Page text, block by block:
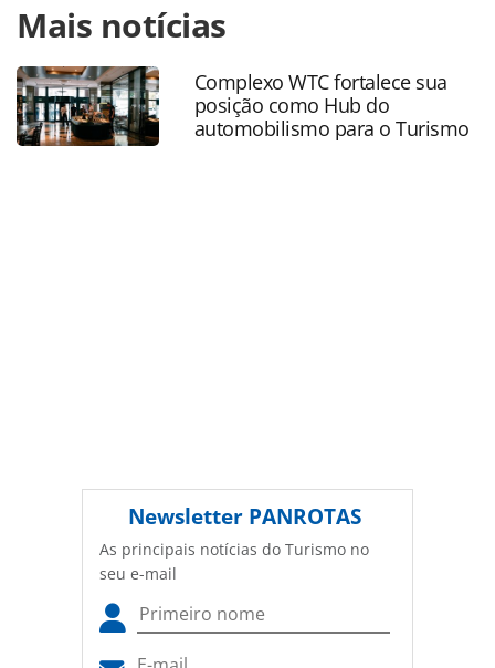
https://www.panrotas.com.br/mercado/destinos/2020/08/
grande-em-angra-dos-reis-reabre-nesta-sexta-
feira_175813.html ou as ferramentas oferecidas na página.
Todo o conteúdo produzido pela PANROTAS Editora é
protegido pela legislação brasileira sobre direito autoral.
Não reproduza o conteúdo sem autorização da PANROTAS
Mais notícias
Complexo WTC fortalece sua
posição como Hub do
automobilismo para o Turismo
Newsletter PANROTAS
As principais notícias do Turismo no
seu e-mail